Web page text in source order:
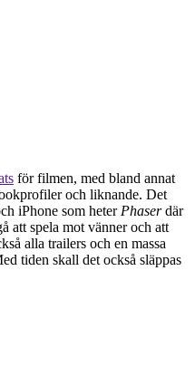
för filmen, med bland annat
och liknande. Det
iPhone som heter Phaserdär
att spela mot vänner och att
alla trailers och en massa
tiden skall det också släppas